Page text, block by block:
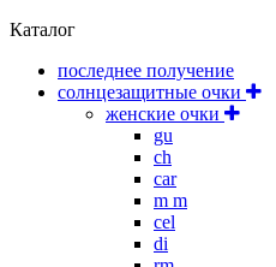
Каталог
последнее получение
солнцезащитные очки
женские очки
gu
ch
car
m m
cel
di